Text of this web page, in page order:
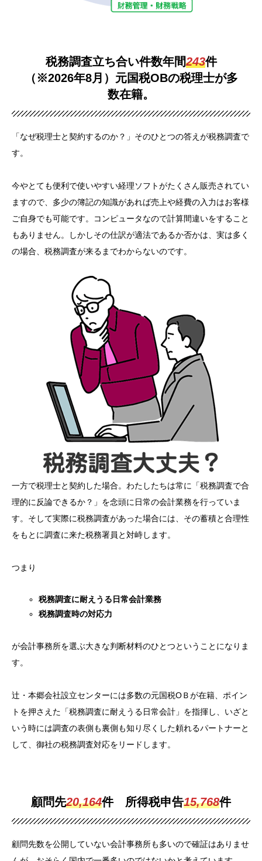
税務調査立ち合い件数年間243件
（※2026年8月 ）元国税OBの税理士が多
数在籍。
「なぜ税理士と契約するのか？」そのひとつの答えが税務調査で
す。
今やとても便利で使いやすい経理ソフトがたくさん販売されてい
ますので、多少の簿記の知識があれば売上や経費の入力はお客様
ご自身でも可能です。コンピュータなので計算間違いをすること
もありません。しかしその仕訳が適法であるか否かは、実は多く
の場合、税務調査が来るまでわからないのです。
一方で税理士と契約した場合。わたしたちは常に「税務調査で合
理的に反論できるか？」を念頭に日常の会計業務を行っていま
す。そして実際に税務調査があった場合には、その蓄積と合理性
をもとに調査に来た税務署員と対峙します。
つまり
税務調査に耐えうる日常会計業務
税務調査時の対応力
が会計事務所を選ぶ大きな判断材料のひとつということになりま
す。
辻・本郷会社設立センターには多数の元国税ОＢが在籍、ポイン
トを押さえた「税務調査に耐えうる日常会計」を指揮し、いざと
いう時には調査の表側も裏側も知り尽くした頼れるパートナーと
して、御社の税務調査対応をリードします。
顧問先20,164件 所得税申告15,768件
顧問先数を公開していない会計事務所も多いので確証はありませ